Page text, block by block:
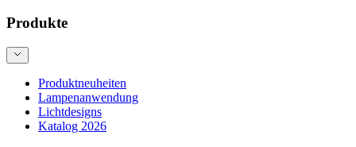
Produkte
Produktneuheiten
Lampenanwendung
Lichtdesigns
Katalog 2026